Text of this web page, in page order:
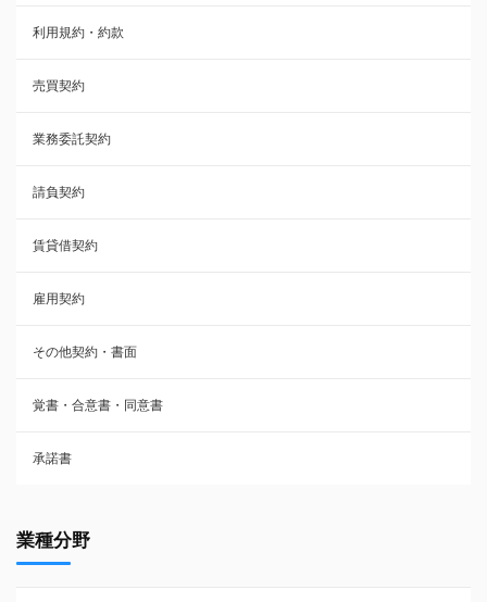
覚書・合意書・同意書
承諾書
雇用契約
その他契約・書面
売買契約
株主総会議事録・関連書類
請負契約
フランチャイズ契約
賃貸借契約
利用規約・約款
売買契約
業務委託契約
請負契約
賃貸借契約
雇用契約
その他契約・書面
覚書・合意書・同意書
承諾書
業種分野